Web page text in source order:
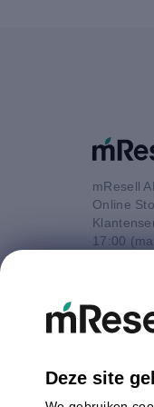
mResell
Online
17:00
Deze site